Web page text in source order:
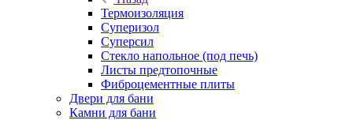
Термоизоляция
Суперизол
Суперсил
Стекло напольное (под печь)
Листы предтопочные
Фиброцементные плиты
Двери для бани
Камни для бани